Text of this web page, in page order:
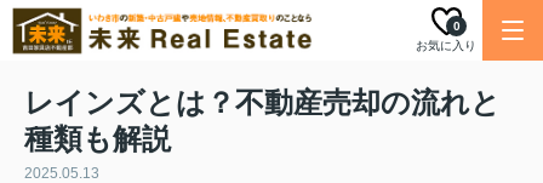
お気に入り
0
レインズとは？不動産売却の流れと
種類も解説
2025.05.13